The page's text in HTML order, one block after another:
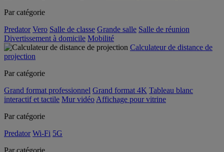
Par catégorie
Predator Vero Salle de classe Grande salle Salle de réunion
Divertissement à domicile Mobilité
Calculateur de distance de
projection
Par catégorie
Grand format professionnel Grand format 4K Tableau blanc
interactif et tactile Mur vidéo Affichage pour vitrine
Par catégorie
Predator Wi-Fi 5G
Par catégorie